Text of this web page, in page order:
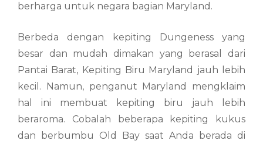
berharga untuk negara bagian Maryland.
Berbeda dengan kepiting Dungeness yang
besar dan mudah dimakan yang berasal dari
Pantai Barat, Kepiting Biru Maryland jauh lebih
kecil. Namun, penganut Maryland mengklaim
hal ini membuat kepiting biru jauh lebih
beraroma. Cobalah beberapa kepiting kukus
dan berbumbu Old Bay saat Anda berada di